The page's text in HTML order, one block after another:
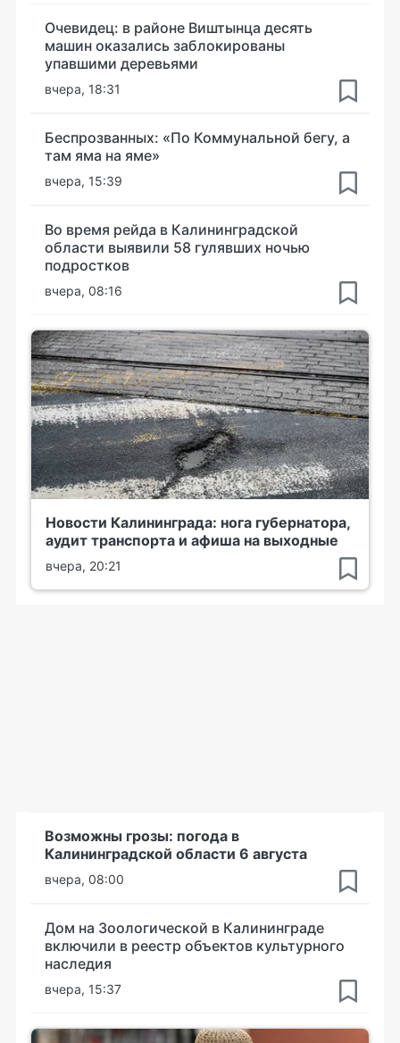
Очевидец: в районе Виштынца десять
машин оказались заблокированы
упавшими деревьями
вчера, 18:31
Беспрозванных: «По Коммунальной бегу, а
там яма на яме»
вчера, 15:39
Во время рейда в Калининградской
области выявили 58 гулявших ночью
подростков
вчера, 08:16
Новости Калининграда: нога губернатора,
аудит транспорта и афиша на выходные
вчера, 20:21
Возможны грозы: погода в
Калининградской области 6 августа
вчера, 08:00
Дом на Зоологической в Калининграде
включили в реестр объектов культурного
наследия
вчера, 15:37